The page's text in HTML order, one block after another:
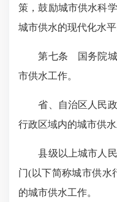
策，鼓励城市供水科
城市供水的现代化水平
第七条 国务院城
市供水工作。
省、自治区人民政
行政区域内的城市供水
县级以上城市人民
门(以下简称城市供水
的城市供水工作。